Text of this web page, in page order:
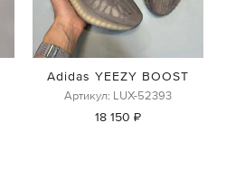
Adidas YEEZY BOOST
Артикул: LUX-52393
18 150 ₽